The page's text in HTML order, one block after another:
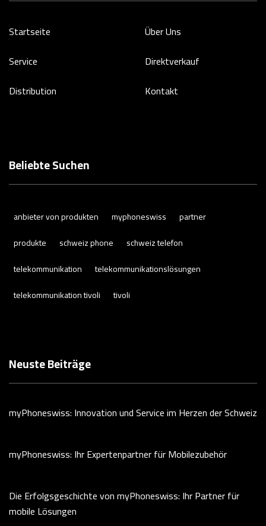
Startseite
Über Uns
Service
Direktverkauf
Distribution
Kontakt
Beliebte Suchen
anbieter von produkten myphoneswiss
partner
produkte
schweiz phone
schweiz telefon
telekommunikation
telekommunikationslösungen
telekommunikation tivoli
tivoli
Neuste Beiträge
myPhoneswiss: Innovation und Service im Herzen der Schweiz
myPhoneswiss: Ihr Expertenpartner für Mobilezubehör
Die Erfolgsgeschichte von myPhoneswiss: Ihr Partner für
mobile Lösungen